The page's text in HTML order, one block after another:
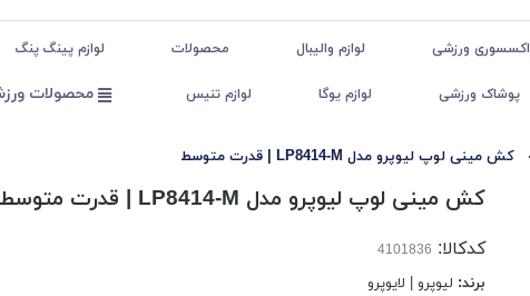
اکسسوری ورزشی لوازم والیبال محصولات لوازم پینگ پنگ
پوشاک ورزشی لوازم یوگا لوازم تنیس محصولات
کش مینی لوپ لیوپرو مدل LP8414-M | قدرت متوسط
کش مینی لوپ لیوپرو مدل LP8414-M | قدرت متوسط
کدکالا:
برند: لیوپرو | لایوپرو